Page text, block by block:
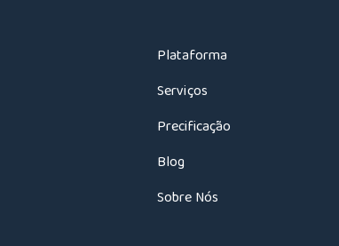
Plataforma
Serviços
Precificação
Blog
Sobre Nós